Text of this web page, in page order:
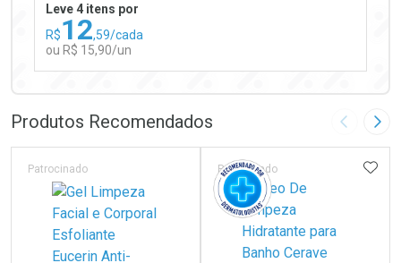
Leve 4 itens por
R$12,59/cada
ou R$ 15,90/un
Laboratório
Por Menos
Produtos Recomendados Imagem
Patrocinado Patrocinado